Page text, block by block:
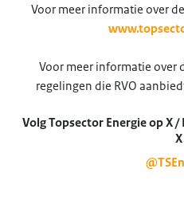
Voor meer informatie over
Voor meer informatie over
regelingen die RVO
Volg Topsector Energie op X
X